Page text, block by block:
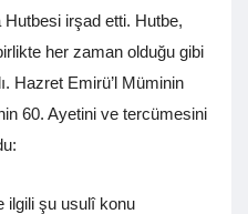
Hutbesi irşad etti. Hutbe,
her zaman olduğu gibi
Hazret Emirü’l Müminin
60. Ayetini ve tercümesini
ilgili şu usulî konu